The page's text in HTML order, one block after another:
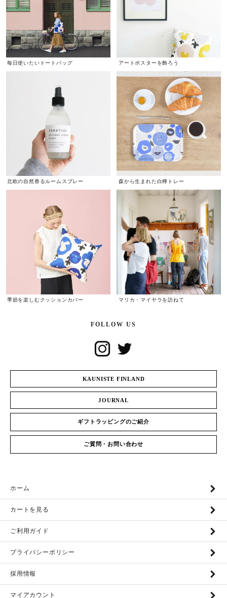
毎日使いたいトートバッグ アートポスターを飾ろう
北欧の自然香るルームスプレー 森から生まれた白樺トレー
季節を楽しむクッションカバー マリカ・マイヤラを訪ねて
FOLLOW US
KAUNISTE FINLAND
JOURNAL
ギフトラッピングのご紹介
ご質問・お問い合わせ
ホーム
カートを見る
ご利用ガイド
プライバシーポリシー
採用情報
マイアカウント